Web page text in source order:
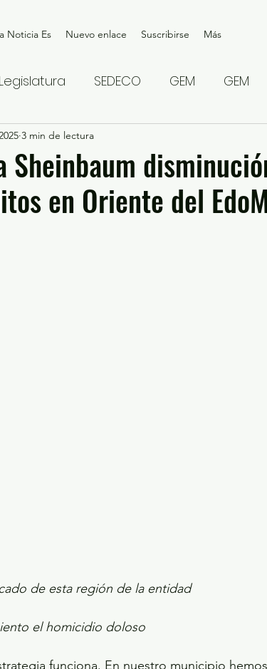
Noticia Es Nuevo enlace Suscribirse Más
Legislatura SEDECO GEM GEM
Gubernatura Edoméx 2023
y Justicia Denuncia Ciudadana
Sheinbaum
en Oriente del
3 min de lectura
de esta región de la entidad
el homicidio doloso
funciona. En nuestro municipio